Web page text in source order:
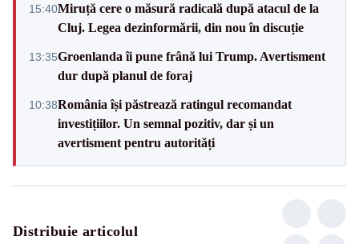
15:40Miruță cere o măsură radicală după atacul de la
Cluj. Legea dezinformării, din nou în discuție
13:35Groenlanda îi pune frână lui Trump. Avertisment
dur după planul de foraj
10:38România își păstrează ratingul recomandat
investițiilor. Un semnal pozitiv, dar și un
avertisment pentru autorități
Distribuie articolul